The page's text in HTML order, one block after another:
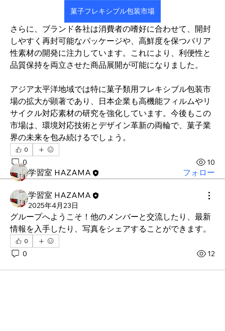
菓子フレキシブル包装市場
さらに、ブランド各社は消費者の嗜好に合わせて、開封
しやすく再封可能なパッケージや、高鮮度を保つバリア
性素材の開発に注力しています。これにより、利便性と
品質保持を両立させた商品展開が可能になりました。
アジア太平洋地域では特に菓子類用フレキシブル包装市
場の拡大が顕著であり、日本企業も高機能フィルムやリ
サイクル対応素材の研究を強化しています。今後もこの
市場は、環境対応技術とデザイン革新の両輪で、菓子業
界の未来を包み続けるでしょう。
0
0 10
学習室 HAZAMA
2025年4月23日
グループへようこそ！他のメンバーと交流したり、最新
情報を入手したり、写真をシェアすることができます。
0
0 12
グループについて
グループへようこそ！他のメンバーと交流したり、最新
情報を入手したり、動画をシェアすることができます。
メンバー
学習室 HAZAMA
フォロー
すべてのメンバーを表示（1名）